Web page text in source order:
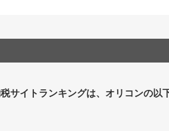
サイトランキングは、オリコンの以